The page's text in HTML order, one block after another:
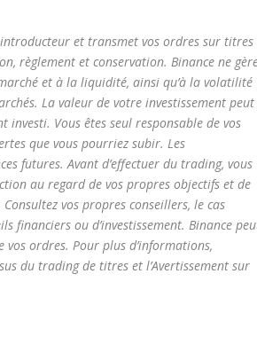
et transmet vos ordres sur titres
règlement et conservation. Binance ne
et à la liquidité, ainsi qu’à la volatilité
La valeur de votre investissement peut
Vous êtes seul responsable de vos
que vous pourriez subir. Les
futures. Avant d’effectuer du trading, vous
au regard de vos propres objectifs et de
vos propres conseillers, le cas
financiers ou d’investissement. Binance
ordres. Pour plus d’informations,
du trading de titres et l’Avertissement sur